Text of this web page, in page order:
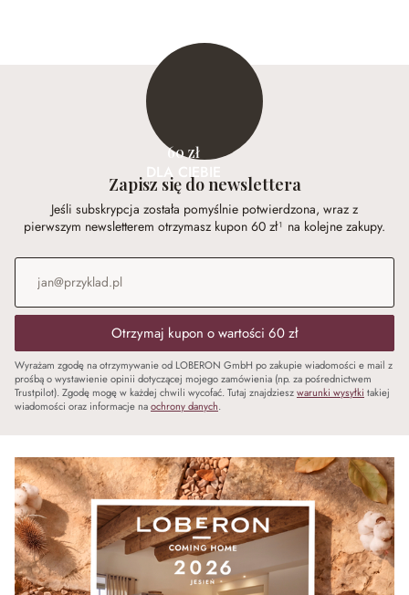
60 zł
DLA CIEBIE
Zapisz się do newslettera
Jeśli subskrypcja została pomyślnie potwierdzona, wraz z
pierwszym newsletterem otrzymasz kupon 60 zł¹ na kolejne zakupy.
Adres e-mail
Otrzymaj kupon o wartości 60 zł
Wyrażam zgodę na otrzymywanie od LOBERON GmbH po zakupie wiadomości e mail z
prośbą o wystawienie opinii dotyczącej mojego zamówienia (np. za pośrednictwem
Trustpilot). Zgodę mogę w każdej chwili wycofać. Tutaj znajdzieszwarunki wysyłki takiej
wiadomości oraz informacje naochrony danych.